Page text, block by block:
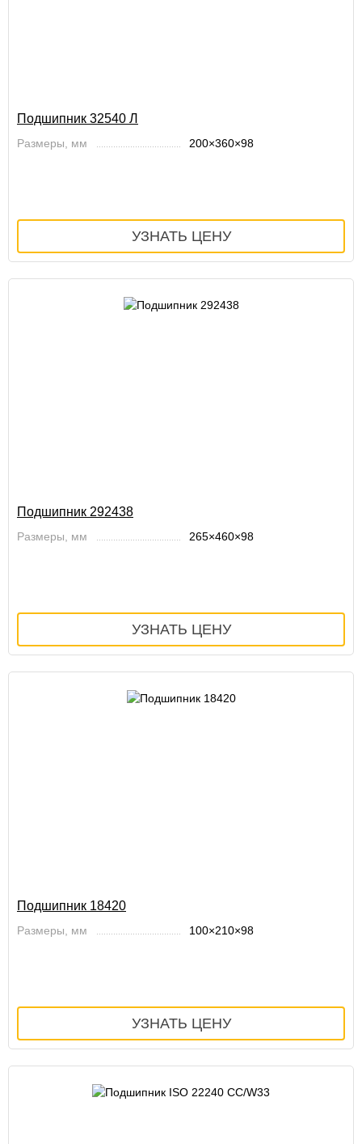
Подшипник 32540 Л
Размеры, мм 200×360×98
Подшипник 292438
Размеры, мм 265×460×98
Подшипник 18420
Размеры, мм 100×210×98